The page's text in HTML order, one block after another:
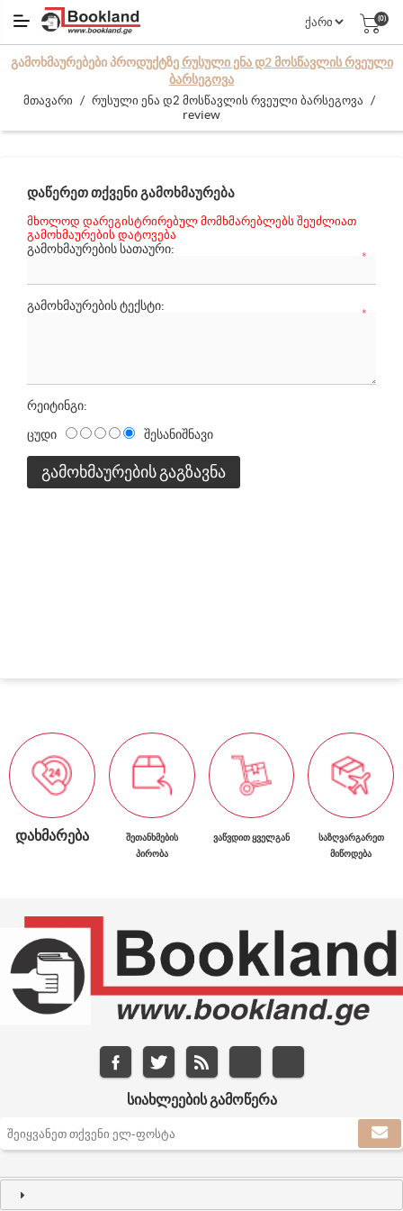
(0)
ᲒᲐᲛᲝᲮᲛᲐᲣᲠᲔᲑᲔᲑᲘ ᲞᲠᲝᲓᲣᲥᲢᲖᲔᲠᲣᲡᲣᲚᲘ ᲔᲜᲐ Დ2 ᲛᲝᲡᲬᲐᲕᲚᲘᲡ ᲠᲕᲔᲣᲚᲘ
ᲑᲐᲠᲡᲔᲒᲝᲕᲐ
მთავარი / რუსული ენა დ2 მოსწავლის რვეული ბარსეგოვა /
review
ᲓᲐᲬᲔᲠᲔᲗ ᲗᲥᲕᲔᲜᲘ ᲒᲐᲛᲝᲮᲛᲐᲣᲠᲔᲑᲐ
მხოლოდ დარეგისტრირებულ მომხმარებლებს შეუძლიათ
გამოხმაურების დატოვება
ᲒᲐᲛᲝᲮᲛᲐᲣᲠᲔᲑᲘᲡ ᲡᲐᲗᲐᲣᲠᲘ:
*
ᲒᲐᲛᲝᲮᲛᲐᲣᲠᲔᲑᲘᲡ ᲢᲔᲥᲡᲢᲘ:
*
რეიტინგი:
ცუდი
შესანიშნავი
ᲒᲐᲛᲝᲮᲛᲐᲣᲠᲔᲑᲘᲡ ᲒᲐᲒᲖᲐᲕᲜᲐ
ᲓᲐᲮᲛᲐᲠᲔᲑᲐ
ᲨᲔᲗᲐᲜᲮᲛᲔᲑᲘᲡ
ᲞᲘᲠᲝᲑᲐ
ᲕᲐᲬᲕᲓᲘᲗ ᲧᲕᲔᲚᲒᲐᲜ
ᲡᲐᲖᲦᲕᲐᲠᲒᲐᲠᲔᲗ
ᲛᲘᲬᲝᲓᲔᲑᲐ
ᲡᲘᲐᲮᲚᲔᲔᲑᲘᲡ ᲒᲐᲛᲝᲬᲔᲠᲐ